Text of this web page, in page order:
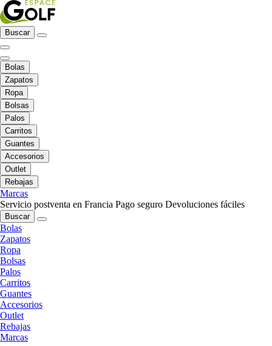
Buscar
Bolas
Zapatos
Ropa
Bolsas
Palos
Carritos
Guantes
Accesorios
Outlet
Rebajas
Marcas
Servicio postventa en Francia Pago seguro Devoluciones fáciles
Buscar
Bolas
Zapatos
Ropa
Bolsas
Palos
Carritos
Guantes
Accesorios
Outlet
Rebajas
Marcas